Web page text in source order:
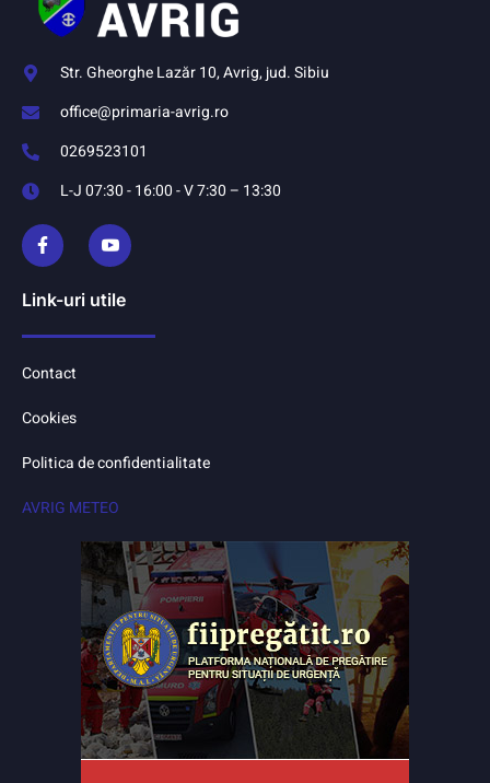
Str. Gheorghe Lazăr 10, Avrig, jud. Sibiu
office@primaria-avrig.ro
0269523101
L-J 07:30 - 16:00 - V 7:30 – 13:30
Link-uri utile
Contact
Cookies
Politica de confidentialitate
AVRIG METEO